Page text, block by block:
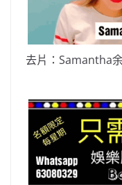
去片：Samantha